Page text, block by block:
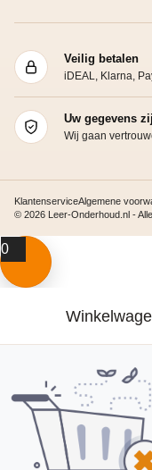
Veilig betalen
iDEAL, Klarna,
Uw gegevens
Wij gaan
KlantenserviceAlgemene
© 2026 Leer-Onderhoud.nl -
0